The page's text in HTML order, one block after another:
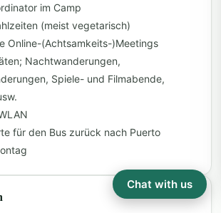
im Camp
(meist vegetarisch)
Online-(Achtsamkeits-)Meetings
Nachtwanderungen,
Spiele- und Filmabende,
für den Bus zurück nach Puerto
Chat with us